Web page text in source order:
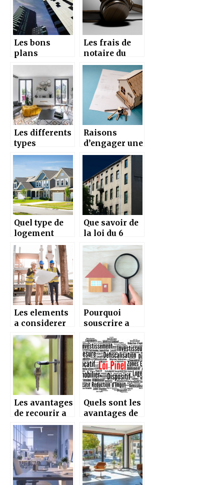
Les bons
plans
immobiers du
Nord de
l’Isère
Les frais de
notaire du
marchand de
biens
Les differents
types
d’architecte
interieur en
Isere
Raisons
d’engager une
societe
d’immobilier
commercial
Quel type de
logement
choisir avec le
RSA ?
Que savoir de
la loi du 6
juillet 1989
relative au
droit du
locataire ?
Les elements
a considerer
pour acheter
un terrain
Pourquoi
souscrire a
assurance
habitation
etudiant ?
Les avantages
de recourir a
un agent
immobilier
pour votre
investisseme
nt immobilier
Quels sont les
avantages de
la loi Pinel ?